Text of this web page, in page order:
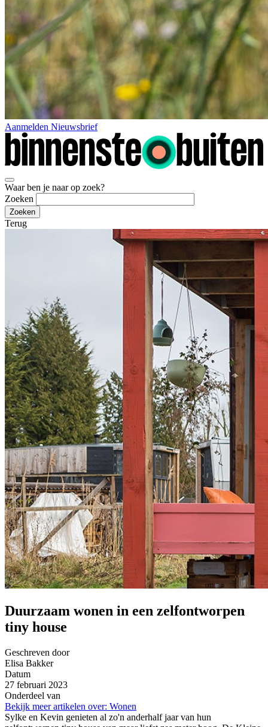
Aanmelden Nieuwsbrief
Waar ben je naar op zoek?
Zoeken
Terug
Duurzaam wonen in een zelfontworpen
tiny house
Geschreven door
Elisa Bakker
Datum
27 februari 2023
Onderdeel van
Bekijk meer artikelen over: Wonen
Sylke en Kevin genieten al zo'n anderhalf jaar van hun